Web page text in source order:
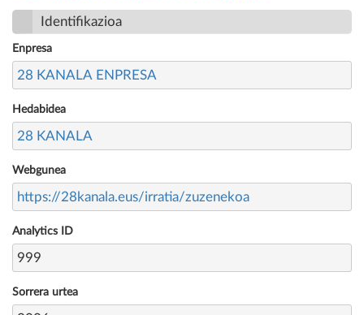
Identifikazioa
Enpresa
28 KANALA ENPRESA
Hedabidea
28 KANALA
Webgunea
https://28kanala.eus/irratia/zuzenekoa
Analytics ID
999
Sorrera urtea